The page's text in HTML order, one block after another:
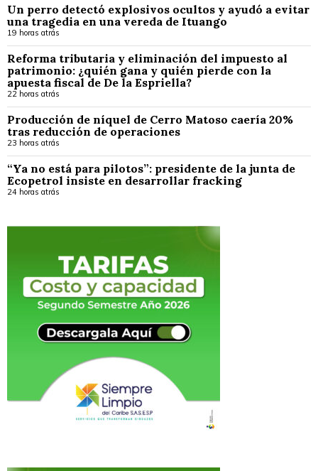
Un perro detectó explosivos ocultos y ayudó a evitar
una tragedia en una vereda de Ituango
19 horas atrás
Reforma tributaria y eliminación del impuesto al
patrimonio: ¿quién gana y quién pierde con la
apuesta fiscal de De la Espriella?
22 horas atrás
Producción de níquel de Cerro Matoso caería 20%
tras reducción de operaciones
23 horas atrás
“Ya no está para pilotos”: presidente de la junta de
Ecopetrol insiste en desarrollar fracking
24 horas atrás